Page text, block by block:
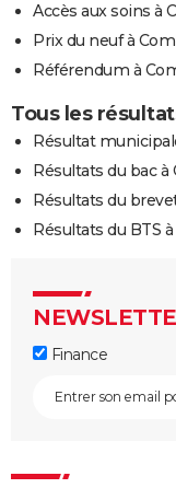
Accès aux soins à
Prix du neuf à
Référendum à
Tous les
Résultat
Résultats du bac
Résultats du
Résultats du BTS
Finance